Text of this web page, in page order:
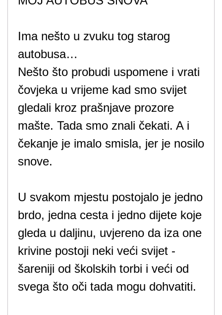
Ima nešto u zvuku tog starog
autobusa…
Nešto što probudi uspomene i vrati
čovjeka u vrijeme kad smo svijet
gledali kroz prašnjave prozore
mašte. Tada smo znali čekati. A i
čekanje je imalo smisla, jer je nosilo
snove.
U svakom mjestu postojalo je jedno
brdo, jedna cesta i jedno dijete koje
gleda u daljinu, uvjereno da iza one
krivine postoji neki veći svijet -
šareniji od školskih torbi i veći od
svega što oči tada mogu dohvatiti.